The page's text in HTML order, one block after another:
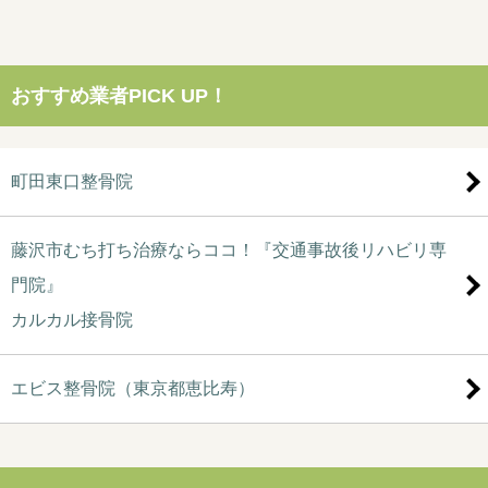
おすすめ業者PICK UP！
町田東口整骨院
藤沢市むち打ち治療ならココ！『交通事故後リハビリ専
門院』
カルカル接骨院
エビス整骨院（東京都恵比寿）